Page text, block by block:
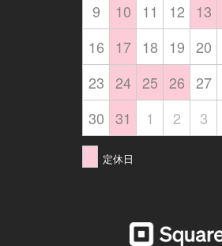
9
10 11 12 13
16
17 18 19 20
23 24 25 26 27
30 31 1 2 3
定休日